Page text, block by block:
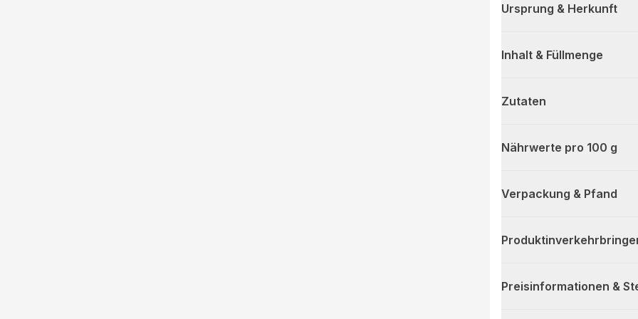
Ursprung & Herkunft
Inhalt & Füllmenge
Zutaten
Nährwerte pro 100 g
Verpackung & Pfand
Preisinformationen &